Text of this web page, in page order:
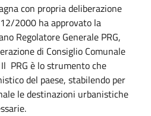
con propria deliberazione
2000 ha approvato la
Regolatore Generale PRG,
di Consiglio Comunale
PRG è lo strumento che
del paese, stabilendo per
le destinazioni urbanistiche